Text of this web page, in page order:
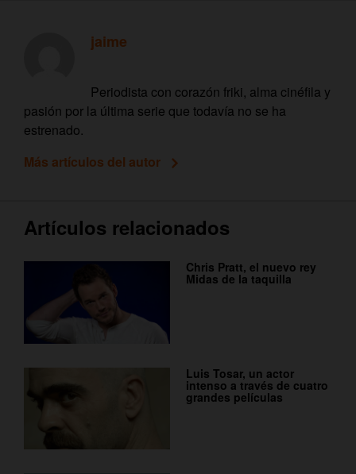
jaime
Periodista con corazón friki, alma cinéfila y
pasión por la última serie que todavía no se ha
estrenado.
Más artículos del autor
Artículos relacionados
Chris Pratt, el nuevo rey
Midas de la taquilla
Luis Tosar, un actor
intenso a través de cuatro
grandes películas